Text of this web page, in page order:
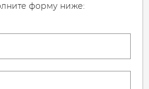
форму ниже: